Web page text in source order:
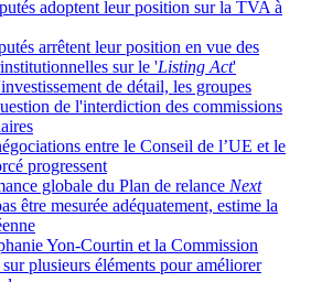
adoptent leur position sur la TVA à
arrêtent leur position en vue des
sur le 'Listing Act'
de détail, les groupes
de l'interdiction des commissions
entre le Conseil de l’UE et le
progressent
globale du Plan de relance Next
être mesurée adéquatement, estime la
Yon-Courtin et la Commission
plusieurs éléments pour améliorer